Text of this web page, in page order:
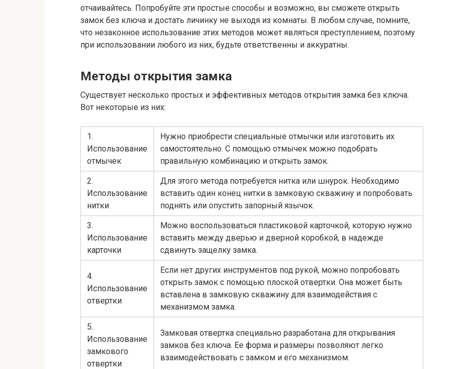
отчаивайтесь. Попробуйте эти простые способы и возможно, вы сможете открыть
замок без ключа и достать личинку не выходя из комнаты. В любом случае, помните,
что незаконное использование этих методов может являться преступлением, поэтому
при использовании любого из них, будьте ответственны и аккуратны.
Методы открытия замка
Существует несколько простых и эффективных методов открытия замка без ключа.
Вот некоторые из них:
1.
Использование
отмычек
Нужно приобрести специальные отмычки или изготовить их
самостоятельно. С помощью отмычек можно подобрать
правильную комбинацию и открыть замок.
2.
Использование
нитки
Для этого метода потребуется нитка или шнурок. Необходимо
вставить один конец нитки в замковую скважину и попробовать
поднять или опустить запорный язычок.
3.
Использование
карточки
Можно воспользоваться пластиковой карточкой, которую нужно
вставить между дверью и дверной коробкой, в надежде
сдвинуть защелку замка.
4.
Использование
отвертки
Если нет других инструментов под рукой, можно попробовать
открыть замок с помощью плоской отвертки. Она может быть
вставлена в замковую скважину для взаимодействия с
механизмом замка.
5.
Использование
замкового
отвертки
Замковая отвертка специально разработана для открывания
замков без ключа. Ее форма и размеры позволяют легко
взаимодействовать с замком и его механизмом.